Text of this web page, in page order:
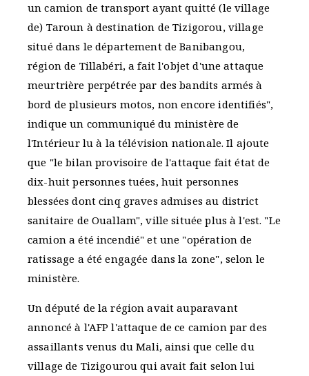
un camion de transport ayant quitté (le village
de) Taroun à destination de Tizigorou, village
situé dans le département de Banibangou,
région de Tillabéri, a fait l'objet d'une attaque
meurtrière perpétrée par des bandits armés à
bord de plusieurs motos, non encore identifiés",
indique un communiqué du ministère de
l'Intérieur lu à la télévision nationale. Il ajoute
que "le bilan provisoire de l'attaque fait état de
dix-huit personnes tuées, huit personnes
blessées dont cinq graves admises au district
sanitaire de Ouallam", ville située plus à l'est. "Le
camion a été incendié" et une "opération de
ratissage a été engagée dans la zone", selon le
ministère.
Un député de la région avait auparavant
annoncé à l'AFP l'attaque de ce camion par des
assaillants venus du Mali, ainsi que celle du
village de Tizigourou qui avait fait selon lui